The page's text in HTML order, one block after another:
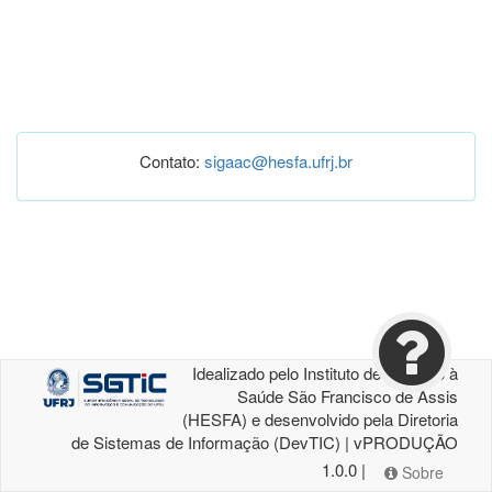
Contato: sigaac@hesfa.ufrj.br
Idealizado pelo Instituto de Atenção à
Saúde São Francisco de Assis
(HESFA) e desenvolvido pela Diretoria
de Sistemas de Informação (DevTIC) | vPRODUÇÃO
1.0.0 |
Sobre